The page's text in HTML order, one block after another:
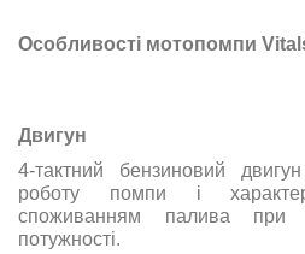
Особливості мотопомпи
Двигун
4-тактний бензиновий
роботу помпи і
споживанням палива при
потужності.